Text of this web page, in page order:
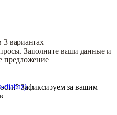
3 вариантах
Заполните ваши данные и
предложение
Зафиксируем за вашим
diabaz)